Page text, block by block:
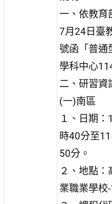
一、依教育
7月24日臺
號函「普通
學科中心
二、研習資
(一)南區
１、日期
時40分至
50分。
２、地點
業職業學校